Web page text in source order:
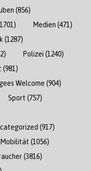
(856)
Medien (471)
(1287)
Polizei (1240)
(981)
Welcome (904)
Sport (757)
(917)
(1056)
(3816)